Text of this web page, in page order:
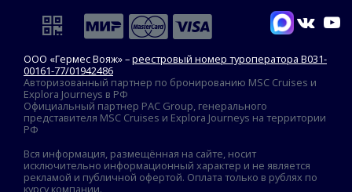
ООО «Гермес Вояж» –реестровый номер туроператора В031-
00161-77/01942486
Авторизованный партнер по бронированию MSC Cruises и
Explora Journeys в РФ
Официальный партнер PAC Group, генерального
представителя MSC Cruises и Explora Journeys на территории
РФ
Вся информация, размещённая на сайте, носит
исключительно информационный характер и не является
рекламой и публичной офертой. Оплата только в рублях по
курсу компании.